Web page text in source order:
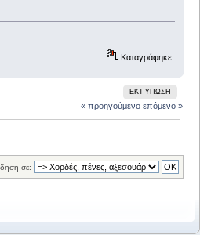
Καταγράφηκε
ΕΚΤΎΠΩΣΗ
« προηγούμενο επόμενο »
σε: